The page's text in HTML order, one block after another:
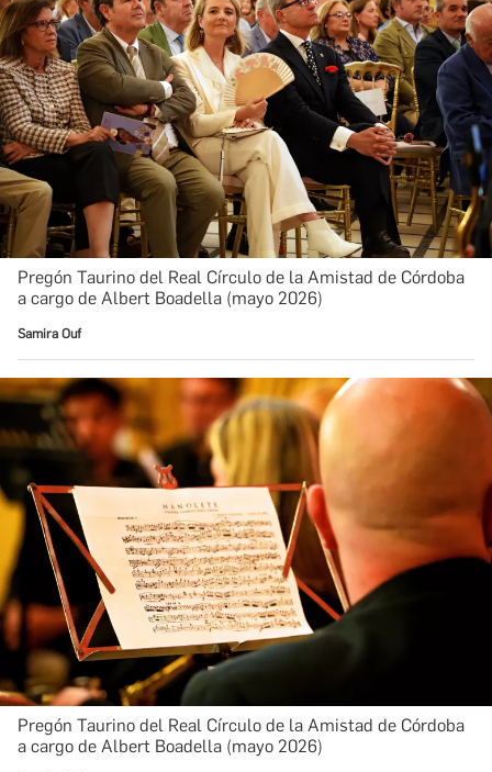
Pregón Taurino del Real Círculo de la Amistad de Córdoba
a cargo de Albert Boadella (mayo 2026)
Samira Ouf
Pregón Taurino del Real Círculo de la Amistad de Córdoba
a cargo de Albert Boadella (mayo 2026)